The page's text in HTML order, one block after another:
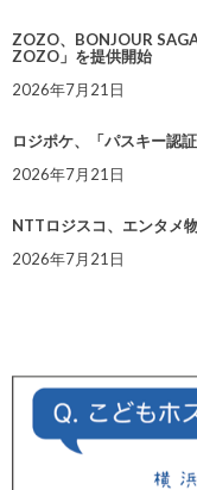
ZOZO、BONJOUR
ZOZO」を提供開始
2026年7月21日
ロジポケ、「パスキー認
2026年7月21日
NTTロジスコ、エンタメ
2026年7月21日